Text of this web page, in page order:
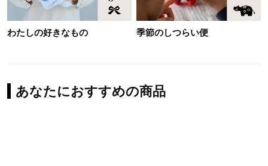
わたしの好きなもの 季節のしつらい便
あなたにおすすめの商品